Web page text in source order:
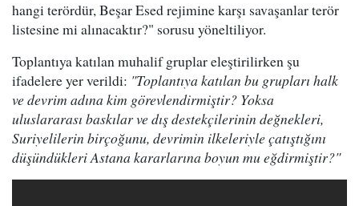
hangi terördür, Beşar Esed rejimine karşı savaşanlar terör
listesine mi alınacaktır?" sorusu yöneltiliyor.
Toplantıya katılan muhalif gruplar eleştirilirken şu
ifadelere yer verildi: "Toplantıya katılan bu grupları halk
ve devrim adına kim görevlendirmiştir? Yoksa
uluslararası baskılar ve dış destekçilerinin değnekleri,
Suriyelilerin birçoğunu, devrimin ilkeleriyle çatıştığını
düşündükleri Astana kararlarına boyun mu eğdirmiştir?"